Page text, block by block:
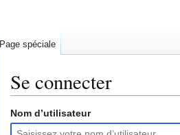
Se connecter
Aller
Aller
Nom d’utilisateur
Page spéciale